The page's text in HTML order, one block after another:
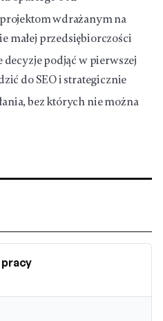
wdrażanym na
małej przedsiębiorczości
decyzje podjąć w pierwszej
do SEO i strategicznie
bez których nie można